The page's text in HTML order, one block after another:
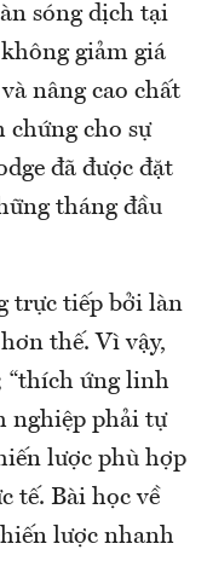
sóng dịch tại
giảm giá
nâng cao chất
cho sự
đã được đặt
tháng đầu
trực tiếp bởi làn
thế. Vì vậy,
“thích ứng linh
nghiệp phải tự
lược phù hợp
tế. Bài học về
lược nhanh